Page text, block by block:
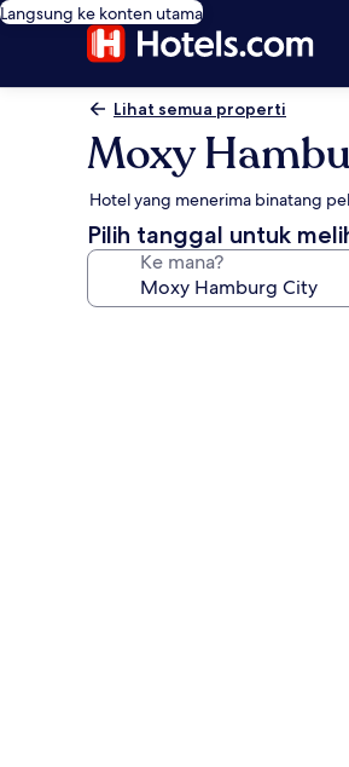
Langsung ke konten utama
Lihat semua properti
Moxy
Hotel yang menerima binatang
Pilih tanggal untuk
Ke mana?